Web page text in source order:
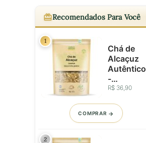
Recomendados Para Você
1
Chá de
Alcaçuz
Autêntico
-
Importado
Uzbequist
ão - 100g
R$ 36,90
COMPRAR
2